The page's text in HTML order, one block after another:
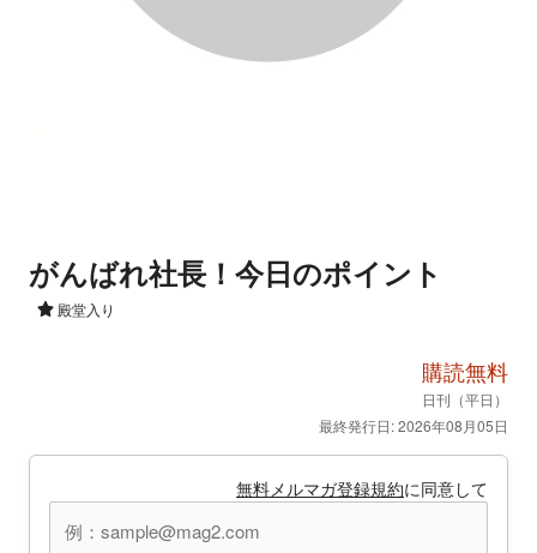
がんばれ社長！今日のポイント
殿堂入り
購読無料
日刊（平日）
最終発行日: 2026年08月05日
無料メルマガ登録規約に同意して